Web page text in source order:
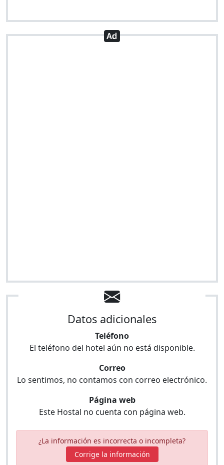
Datos adicionales
Teléfono
El teléfono del hotel aún no está disponible.
Correo
Lo sentimos, no contamos con correo electrónico.
Página web
Este Hostal no cuenta con página web.
¿La información es incorrecta o incompleta?
Corrige la información